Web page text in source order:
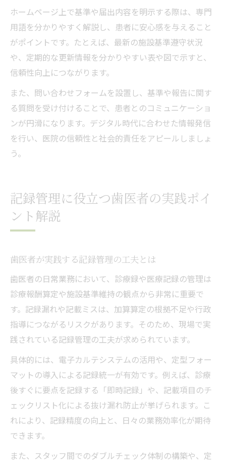
ホームページ上で基準や届出内容を明示する際は、専門
用語を分かりやすく解説し、患者に安心感を与えること
がポイントです。たとえば、最新の施設基準遵守状況
や、定期的な更新情報を分かりやすい表や図で示すと、
信頼性向上につながります。
また、問い合わせフォームを設置し、基準や報告に関す
る質問を受け付けることで、患者とのコミュニケーショ
ンが円滑になります。デジタル時代に合わせた情報発信
を行い、医院の信頼性と社会的責任をアピールしましょ
う。
記録管理に役立つ歯医者の実践ポイ
ント解説
歯医者が実践する記録管理の工夫とは
歯医者の日常業務において、診療録や医療記録の管理は
診療報酬算定や施設基準維持の観点から非常に重要で
す。記録漏れや記載ミスは、加算算定の根拠不足や行政
指導につながるリスクがあります。そのため、現場で実
践されている記録管理の工夫が求められています。
具体的には、電子カルテシステムの活用や、定型フォー
マットの導入による記録統一が有効です。例えば、診療
後すぐに要点を記録する「即時記録」や、記載項目のチ
ェックリスト化による抜け漏れ防止が挙げられます。こ
れにより、記録精度の向上と、日々の業務効率化が期待
できます。
また、スタッフ間でのダブルチェック体制の構築や、定